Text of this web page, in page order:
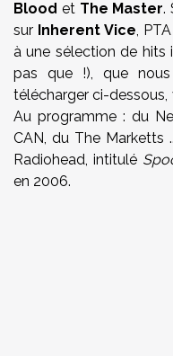
Blood et The Master.
sur Inherent Vice,
à une sélection de hits
pas que !), que
télécharger ci-dessous,
Au programme : du
CAN, du The Marketts
Radiohead, intitulé
en 2006.